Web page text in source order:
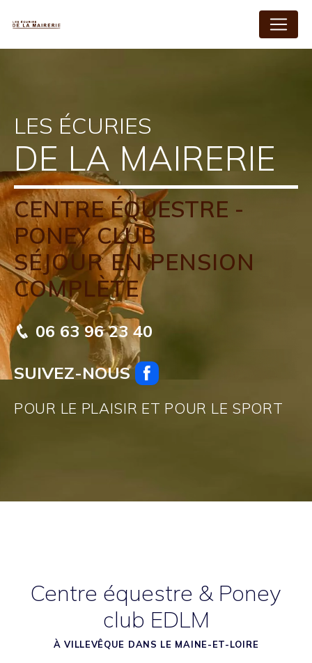
LES ÉCURIES
DE LA MAIRERIE
CENTRE ÉQUESTRE -
PONEY CLUB
SÉJOUR EN PENSION
COMPLÈTE
06 63 96 23 40
SUIVEZ-NOUS
POUR LE PLAISIR ET POUR LE SPORT
Centre équestre & Poney
club EDLM
À VILLEVÊQUE DANS LE MAINE-ET-LOIRE